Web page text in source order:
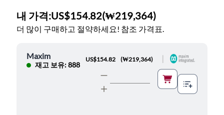
내 가격:US$154.82(₩219,364)
더 많이 구매하고 절약하세요! 참조 가격표.
Maxim
재고 보유: 888
US$154.82 (₩219,364)